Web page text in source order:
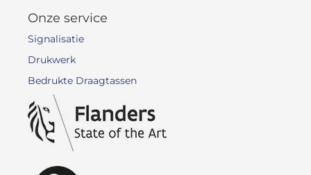
Onze service
Signalisatie
Drukwerk
Bedrukte Draagtassen